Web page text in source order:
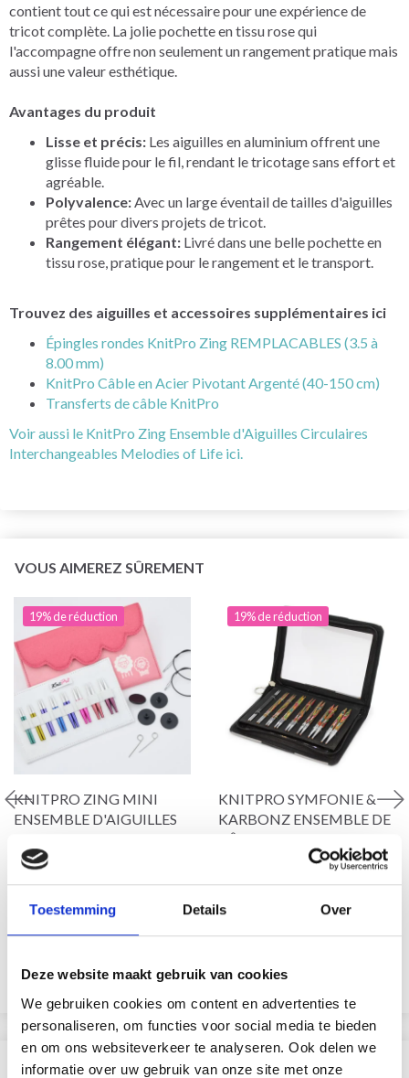
Toestemming Details Over
Deze website maakt gebruik van cookies
We gebruiken cookies om content en advertenties te
personaliseren, om functies voor social media te bieden
en om ons websiteverkeer te analyseren. Ook delen we
informatie over uw gebruik van onze site met onze
contient tout ce qui est nécessaire pour une expérience de
tricot complète. La jolie pochette en tissu rose qui
l'accompagne offre non seulement un rangement pratique mais
aussi une valeur esthétique.
Avantages du produit
Lisse et précis: Les aiguilles en aluminium offrent une
glisse fluide pour le fil, rendant le tricotage sans effort et
agréable.
Polyvalence: Avec un large éventail de tailles d'aiguilles
prêtes pour divers projets de tricot.
Rangement élégant: Livré dans une belle pochette en
tissu rose, pratique pour le rangement et le transport.
Trouvez des aiguilles et accessoires supplémentaires ici
Épingles rondes KnitPro Zing REMPLACABLES (3.5 à
8.00 mm)
KnitPro Câble en Acier Pivotant Argenté (40-150 cm)
Transferts de câble KnitPro
Voir aussi le KnitPro Zing Ensemble d'Aiguilles Circulaires
Interchangeables Melodies of Life ici.
VOUS AIMEREZ SÛREMENT
19% de réduction
KNITPRO ZING MINI
ENSEMBLE D'AIGUILLES
INTERCHANGEABLES, 5
Ajouter au panier
19% de réduction
KNITPRO SYMFONIE &
KARBONZ ENSEMBLE DE
BÂTONS RONDS
INTERCHANGEABLES
Ajouter au panier
SIMILAIRE À CECI